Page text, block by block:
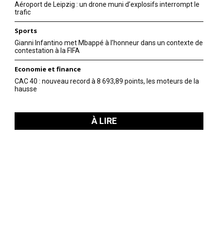
Aéroport de Leipzig : un drone muni d’explosifs interrompt le
trafic
Sports
Gianni Infantino met Mbappé à l’honneur dans un contexte de
contestation à la FIFA
Economie et finance
CAC 40 : nouveau record à 8 693,89 points, les moteurs de la
hausse
À LIRE